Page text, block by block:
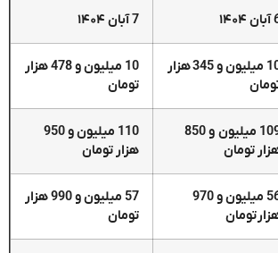
7 آبان ۱۴۰۴
و 345
هزار
10 میلیون و 478 هزار
تومان
109 میلیون و 850
تومان
110 میلیون و 950
هزار تومان
56 میلیون و 970
تومان
57 میلیون و 990 هزار
تومان